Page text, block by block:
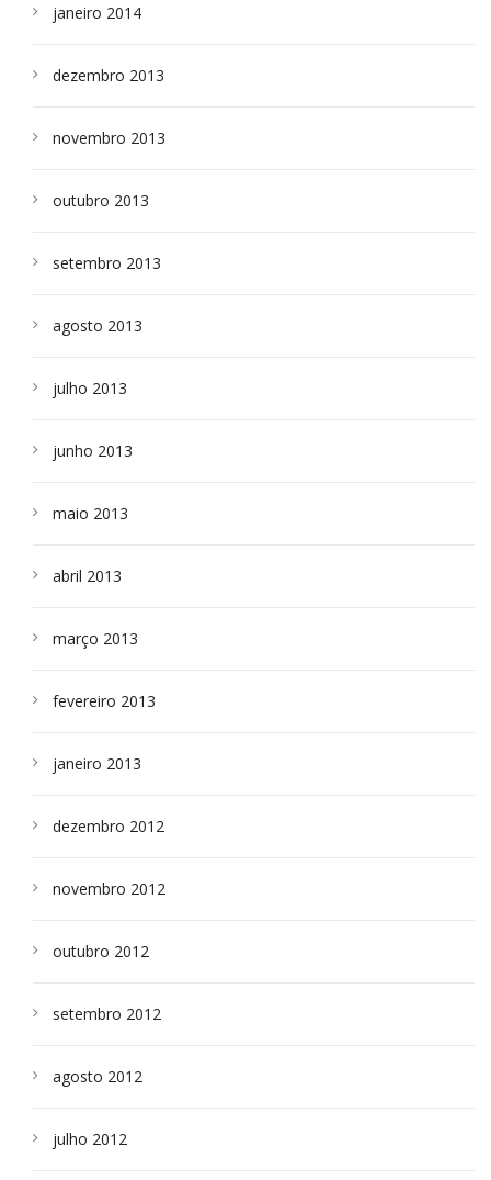
janeiro 2014
dezembro 2013
novembro 2013
outubro 2013
setembro 2013
agosto 2013
julho 2013
junho 2013
maio 2013
abril 2013
março 2013
fevereiro 2013
janeiro 2013
dezembro 2012
novembro 2012
outubro 2012
setembro 2012
agosto 2012
julho 2012